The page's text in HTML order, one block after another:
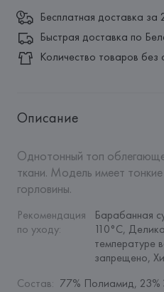
Бесплатная доставка
Быстрая доставка по
Количество товаров без
Описание
Однотонный топ
ткани. Модель имеет
горловины.
Рекомендация
по уходу:
Барабанная
110°C,
температуре
запрещено,
Состав: 77% Полиамид, 23%